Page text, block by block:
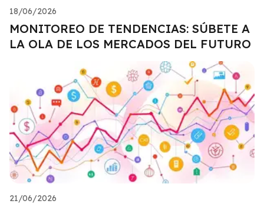
18/06/2026
MONITOREO DE TENDENCIAS: SÚBETE A
LA OLA DE LOS MERCADOS DEL FUTURO
21/06/2026